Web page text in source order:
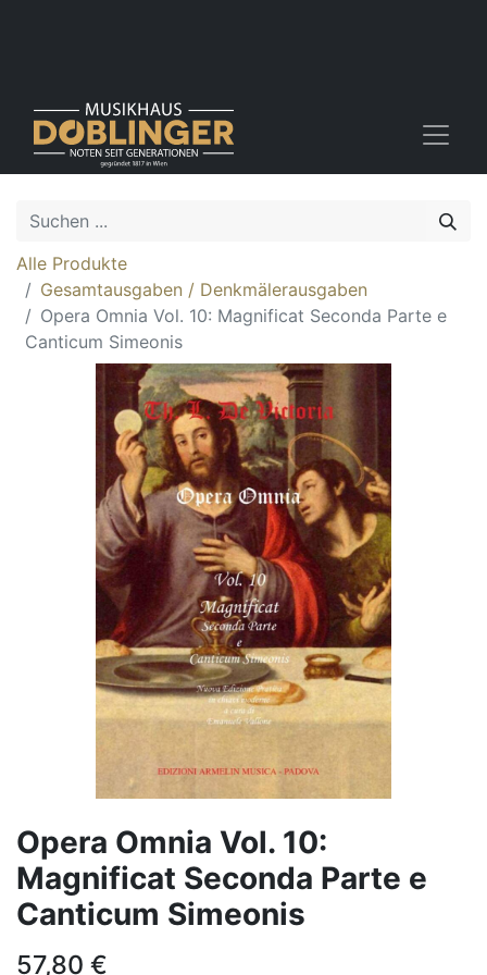
Alle Produkte
Gesamtausgaben / Denkmälerausgaben
Opera Omnia Vol. 10: Magnificat Seconda Parte e
Canticum Simeonis
Opera Omnia Vol. 10:
Magnificat Seconda Parte e
Canticum Simeonis
57,80 €